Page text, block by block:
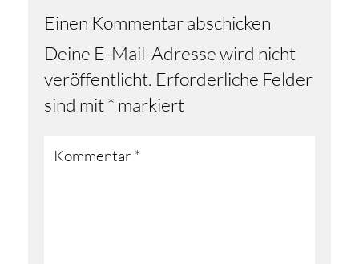
Einen Kommentar abschicken
Deine E-Mail-Adresse wird nicht
veröffentlicht. Erforderliche Felder
sind mit* markiert